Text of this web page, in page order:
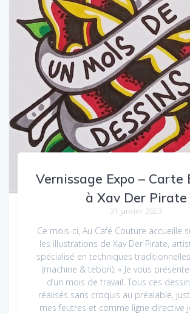
Vernissage Expo – Carte
à Xav Der Pirate
31 janvier 2023
Ce mois-ci, Au Café Couture accueille
les illustrations de Xav Der Pirate,
spécialisé en techniques
(machine & tebori). « Je vous
d’un mois de travail. Tous ces
réalisés sans croquis au préalable,
mes feutres et comme ligne directive